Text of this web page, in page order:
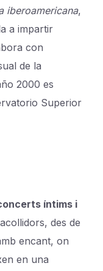
iberoamericana,
a impartir
con
de la
2000 es
Superior
íntims i
des de
encant, on
en una